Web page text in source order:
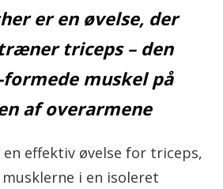
er en øvelse, der
triceps – den
muskel på
af overarmene
en effektiv øvelse for triceps,
i en isoleret